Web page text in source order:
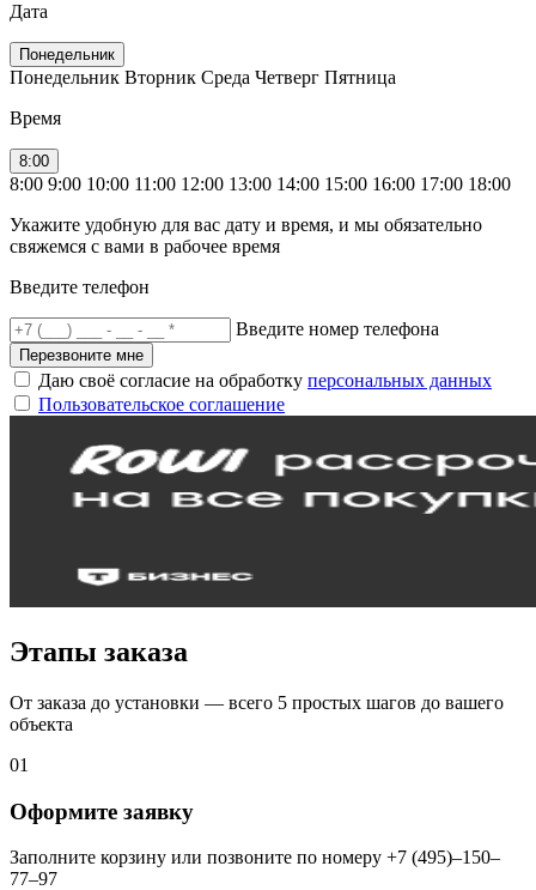
Дата
Понедельник
Понедельник Вторник Среда Четверг Пятница
Время
8:00
8:00 9:00 10:00 11:00 12:00 13:00 14:00 15:00 16:00 17:00 18:00
Укажите удобную для вас дату и время, и мы обязательно
свяжемся с вами в рабочее время
Введите телефон
Введите номер телефона
Перезвоните мне
Даю своё согласие на обработку персональных данных
Пользовательское соглашение
Этапы заказа
От заказа до установки — всего 5 простых шагов до вашего
объекта
01
Оформите заявку
Заполните корзину или позвоните по номеру +7 (495)–150–
77–97